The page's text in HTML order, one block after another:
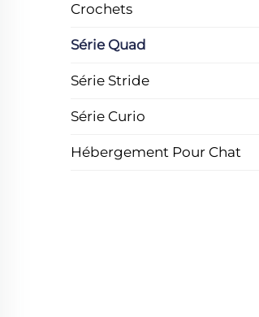
Crochets
Série Quad
Série Stride
Série Curio
Hébergement Pour Chat